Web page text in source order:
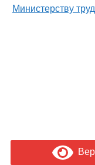
Министерству